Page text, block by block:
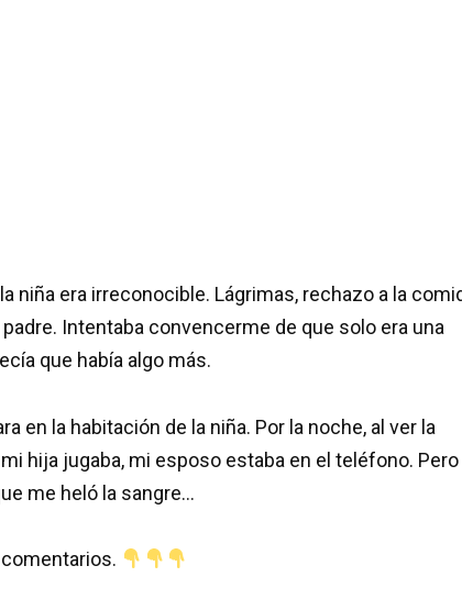
niña era irreconocible. Lágrimas, rechazo a la
Intentaba convencerme de que solo era una
que había algo más.
en la habitación de la niña. Por la noche, al ver la
hija jugaba, mi esposo estaba en el teléfono. Pero
me heló la sangre…